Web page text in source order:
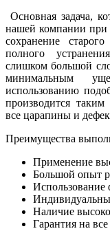
Основная задача,
нашей компании при
сохранение
полного
слишком большой
минимальным
использованию
производится таким
все царапины и
Преимущества
Применение
Большой опыт
Наличие
Гарантия на